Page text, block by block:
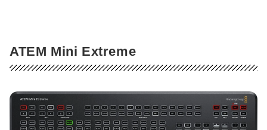
ATEM Mini Extreme